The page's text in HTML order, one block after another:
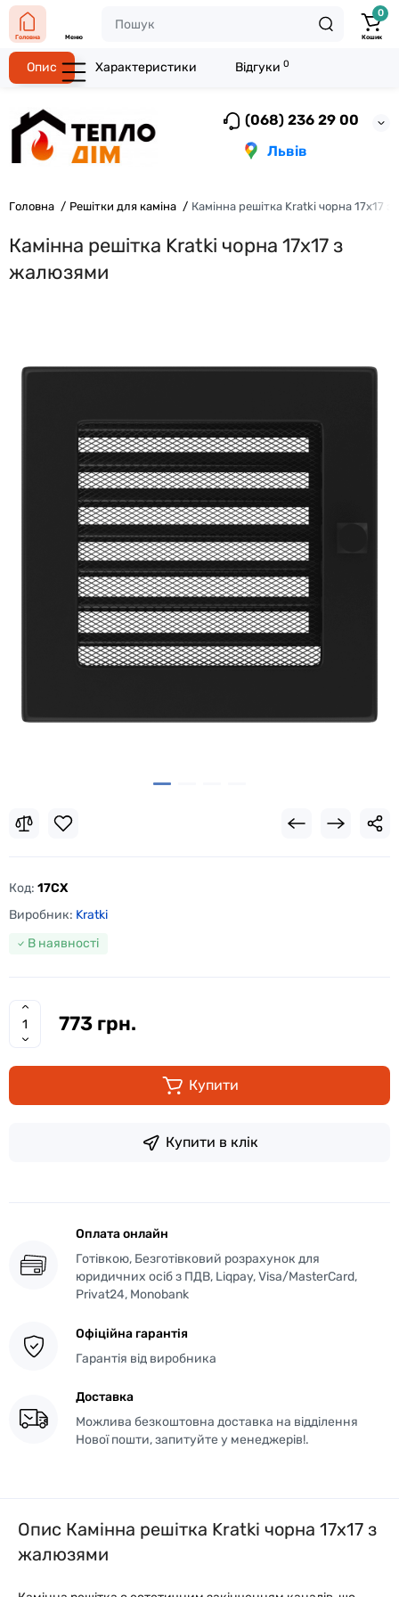
(068) 236 29 00
Львів
Головна Меню
0
Кошик
Головна Решітки для каміна Камінна решітка Kratki чорна 17x17
Камінна решітка Kratki чорна 17x17 з
жалюзями
Код: 17CX
Виробник: Kratki
В наявності
773 грн.
Купити
Купити в клік
Оплата онлайн
Готівкою, Безготівковий розрахунок для
юридичних осіб з ПДВ, Liqpay, Visa/MasterCard,
Privat24, Monobank
Офіційна гарантія
Гарантія від виробника
Доставка
Можлива безкоштовна доставка на відділення
Нової пошти, запитуйте у менеджерів!.
Опис Характеристики Відгуки 0
Опис Камінна решітка Kratki чорна 17x17 з
жалюзями